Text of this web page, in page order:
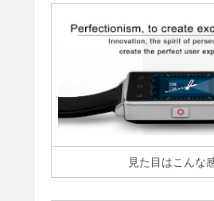
見た目はこんな